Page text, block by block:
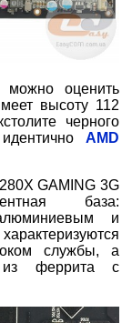
можно оценить
высоту 112
черного
AMD
GAMING 3G
база:
и
службы, а
из феррита с